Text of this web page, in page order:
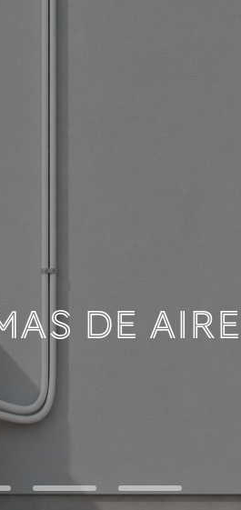
TÉCNICA